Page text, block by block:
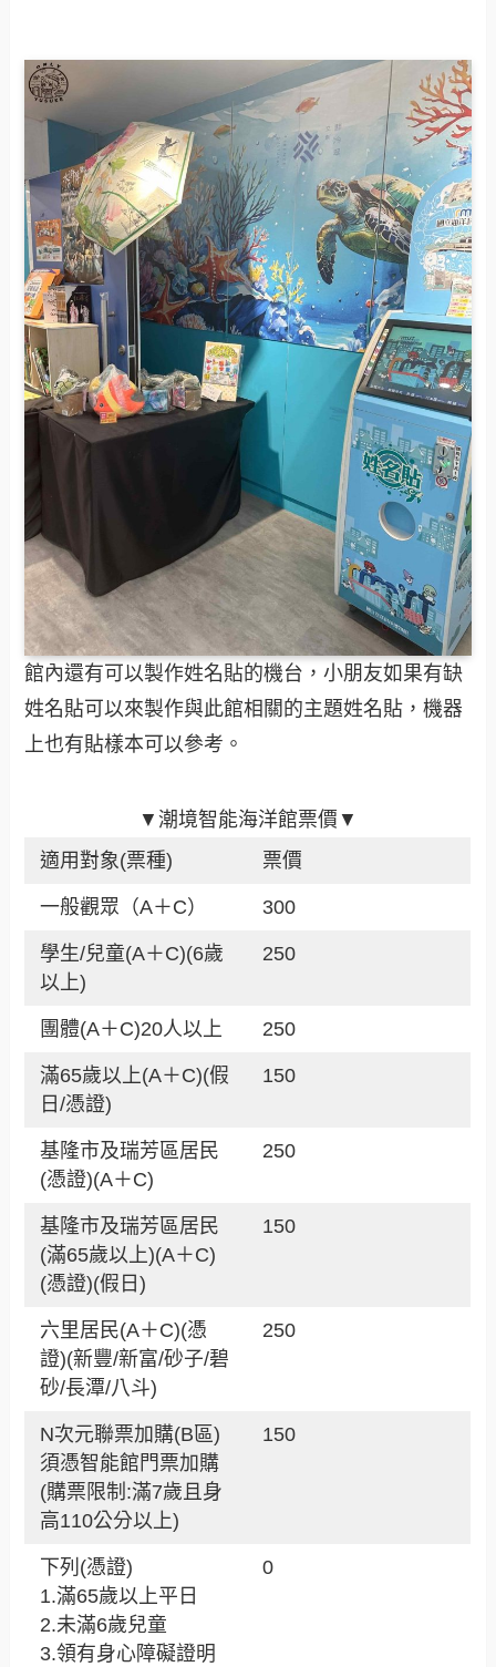
館內還有可以製作姓名貼的機台，小朋友如果有缺
姓名貼可以來製作與此館相關的主題姓名貼，機器
上也有貼樣本可以參考。
▼潮境智能海洋館票價▼
適用對象(票種)
票價
一般觀眾（A＋C） 300
學生/兒童(A＋C)(6歲
以上)
250
團體(A＋C)20人以上 250
滿65歲以上(A＋C)(假
日/憑證)
150
基隆市及瑞芳區居民
(憑證)(A＋C)
250
基隆市及瑞芳區居民
(滿65歲以上)(A＋C)
(憑證)(假日)
150
六里居民(A＋C)(憑
證)(新豐/新富/砂子/碧
砂/長潭/八斗)
250
N次元聯票加購(B區)
須憑智能館門票加購
(購票限制:滿7歲且身
高110公分以上)
150
下列(憑證)
1.滿65歲以上平日
2.未滿6歲兒童
3.領有身心障礙證明
0